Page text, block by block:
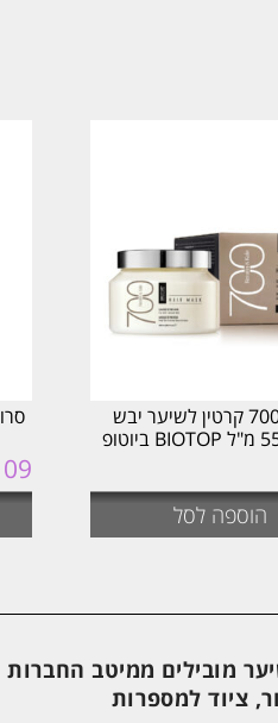
מסכת 700 קרטין לשיער יבש
הוספה לסל
מובילים ממיטב החברות
ציוד למספרות